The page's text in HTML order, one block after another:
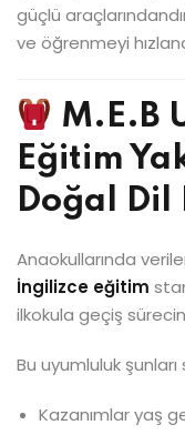
güçlü
ve öğrenmeyi
M.E.B
Eğitim
Doğal Dil
Anaokullarında
İngilizce eğitim
ilkokula geçiş
Bu uyumluluk şunları
Kazanımlar yaş